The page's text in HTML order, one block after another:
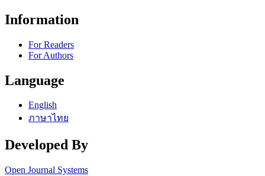
Information
For Readers
For Authors
Language
English
ภาษาไทย
Developed By
Open Journal Systems